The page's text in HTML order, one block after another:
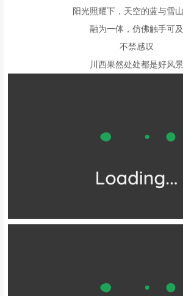
坐拥无数世界级神山美景
可以360°环看雪山
最美就属日出日落时分